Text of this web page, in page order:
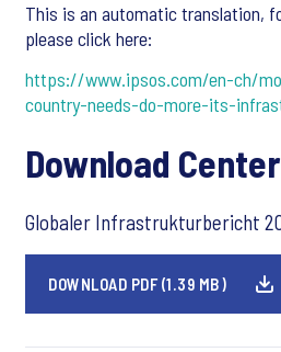
This is an automatic translation,
please click here:
https://www.ipsos.com/en-ch/
country-needs-do-more-its-
Download Center
Globaler Infrastrukturbericht
DOWNLOAD PDF (1.39 MB)